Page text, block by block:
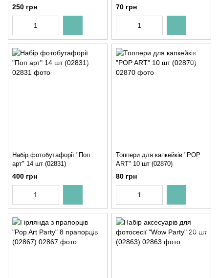
250 грн 70 грн
Набір фотобутафорії "Поп
арт" 14 шт (02831)
400 грн
Топпери для капкейків "POP
ART" 10 шт (02870)
80 грн